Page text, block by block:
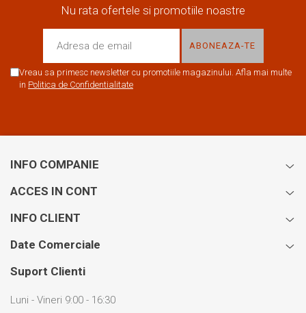
Nu rata ofertele si promotiile noastre
Vreau sa primesc newsletter cu promotiile magazinului. Afla mai multe
in Politica de Confidentialitate
INFO COMPANIE
ACCES IN CONT
INFO CLIENT
Date Comerciale
Suport Clienti
Luni - Vineri 9:00 - 16:30